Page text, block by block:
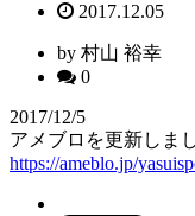
2017.12.05
by 村山 裕幸
0
2017/12/5
アメブロを更新しま
https://ameblo.jp/